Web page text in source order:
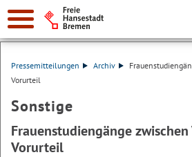
Suche:
Pressemitteilungen Archiv
Vorurteil
Sonstige
Frauenstudiengänge
Vorurteil